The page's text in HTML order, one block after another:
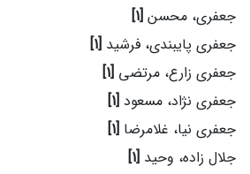
جعفری، محسن [1]
جعفری پایبندی، فرشید [1]
جعفری زارع، مرتضی [1]
جعفری نژاد، مسعود [1]
جعفری نیا، غلامرضا [1]
جلال زاده، وحید [1]